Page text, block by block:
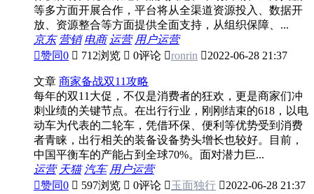
等多方面开展合作，平台将从全渠道资源投入、数据开
放、资源整合等方面提供全面支持，从组织保障、...
京东 营销 电商 运营 用户运营
赞同0  712浏览  0评论 ronrin 2022-06-28 21:37
文章 商家备战双11攻略
每年的双11大促，不仅是消费者的狂欢，更是商家们冲
刺业绩的关键节点。在出行行业，刚刚结束的618，以电
动车为代表的二轮车，凭借环保、便利等优势受到消费
者青睐，出行相关的装备设备势头增长也较好。目前，
中国平衡车的产能占到全球70%。面对潜力巨...
运营 天猫 汽车 用户运营
赞同0  597浏览  0评论 玉面独行 2022-06-28 21:37